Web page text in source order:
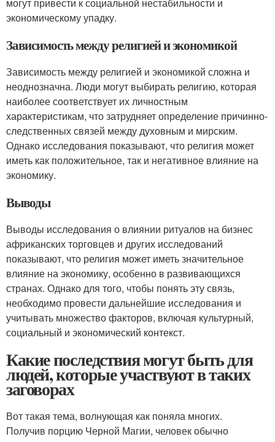
экономическому упадку.
Зависимость между религией и экономикой
Зависимость между религией и экономикой сложна и
неоднозначна. Люди могут выбирать религию, которая
наиболее соответствует их личностным
характеристикам, что затрудняет определение причинно-
следственных связей между духовным и мирским.
Однако исследования показывают, что религия может
иметь как положительное, так и негативное влияние на
экономику.
Выводы
Выводы исследования о влиянии ритуалов на бизнес
африканских торговцев и других исследований
показывают, что религия может иметь значительное
влияние на экономику, особенно в развивающихся
странах. Однако для того, чтобы понять эту связь,
необходимо провести дальнейшие исследования и
учитывать множество факторов, включая культурный,
социальный и экономический контекст.
Какие последствия могут быть для
людей, которые участвуют в таких
заговорах
Вот такая тема, волнующая как поняла многих.
Получив порцию Черной Магии, человек обычно